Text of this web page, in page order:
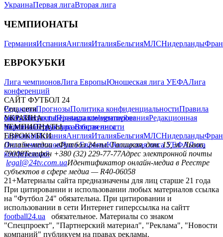
УкраинаПервая лигаВторая лига
ЧЕМПИОНАТЫ
ГерманияИспанияАнглияИталияБельгияМЛСНидерланды
ЕВРОКУБКИ
Лига чемпионовЛига ЕвропыЮношеская лига УЕФАЛига
конференций
САЙТ ФУТБОЛ 24
РедакцияПрогнозыПолитика конфиденциальностиПравила
сайтуКонтактыПравила комментированияРедакционная
политикаСтруктура собственности
Соц. сети
facebookxyoutubeinstagramtelegramviber
УКРАИНА
УкраинаПервая лигаВторая лига
ЧЕМПИОНАТЫ
ГерманияИспанияАнглияИталияБельгияМЛСНидерланды
ЕВРОКУБКИ
Лига чемпионовЛига ЕвропыЮношеская лига УЕФАЛига
конференций
Онлайн-медиа «Футбол 24»пл. Галицкая, дом. 15, м. Львов,
79008Телефон +380 (32) 229-77-77Адрес электронной почты
legal@24tv.com.uaИдентификатор онлайн-медиа в Реестре
субъектов в сфере медиа — R40-06058
21+Материалы сайта предназначены для лиц старше 21 года
При цитировании и использовании любых материалов ссылка
на "Футбол 24" обязательна. При цитировании и
использовании в сети Интернет гиперссылка на сайтт
football24.ua
обязательное. Материалы со знаком
"Спецпроект", "Партнерский материал", "Реклама", "Новости
компаний" публикуем на правах рекламы.